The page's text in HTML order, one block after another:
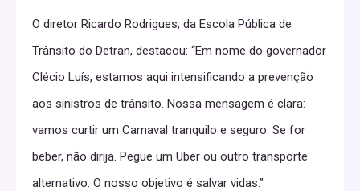
O diretor Ricardo Rodrigues, da Escola Pública de
Trânsito do Detran, destacou: “Em nome do governador
Clécio Luís, estamos aqui intensificando a prevenção
aos sinistros de trânsito. Nossa mensagem é clara:
vamos curtir um Carnaval tranquilo e seguro. Se for
beber, não dirija. Pegue um Uber ou outro transporte
alternativo. O nosso objetivo é salvar vidas.”